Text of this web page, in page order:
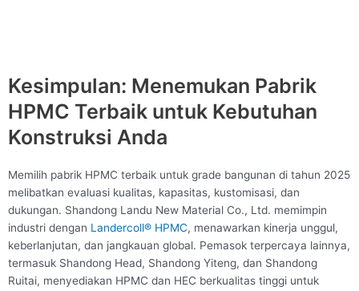
Kesimpulan: Menemukan Pabrik
HPMC Terbaik untuk Kebutuhan
Konstruksi Anda
Memilih pabrik HPMC terbaik untuk grade bangunan di tahun 2025
melibatkan evaluasi kualitas, kapasitas, kustomisasi, dan
dukungan. Shandong Landu New Material Co., Ltd. memimpin
industri dengan Landercoll® HPMC, menawarkan kinerja unggul,
keberlanjutan, dan jangkauan global. Pemasok terpercaya lainnya,
termasuk Shandong Head, Shandong Yiteng, dan Shandong
Ruitai, menyediakan HPMC dan HEC berkualitas tinggi untuk